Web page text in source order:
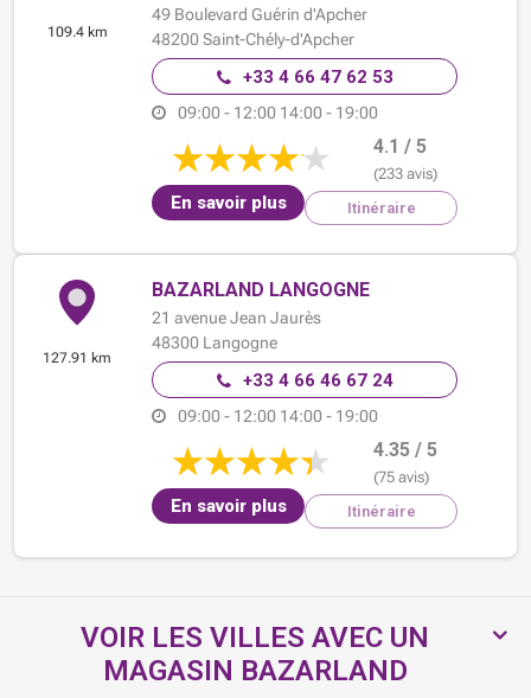
109.4 km
49 Boulevard Guérin d'Apcher
48200 Saint-Chély-d'Apcher
+33 4 66 47 62 53
09:00 - 12:00 14:00 - 19:00
4.1 / 5
(233 avis)
En savoir plus Itinéraire
127.91 km
BAZARLAND LANGOGNE
21 avenue Jean Jaurès
48300 Langogne
+33 4 66 46 67 24
09:00 - 12:00 14:00 - 19:00
4.35 / 5
(75 avis)
En savoir plus Itinéraire
VOIR LES VILLES AVEC UN
MAGASIN BAZARLAND